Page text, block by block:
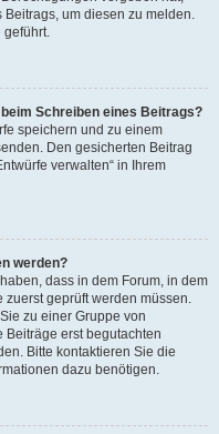
um diesen zu melden.
geführt.
Schreiben eines Beitrags?
speichern und zu einem
Den gesicherten Beitrag
verwalten“ in Ihrem
werden?
dass in dem Forum, in dem
geprüft werden müssen.
zu einer Gruppe von
Beiträge erst begutachten
Bitte kontaktieren Sie die
dazu benötigen.